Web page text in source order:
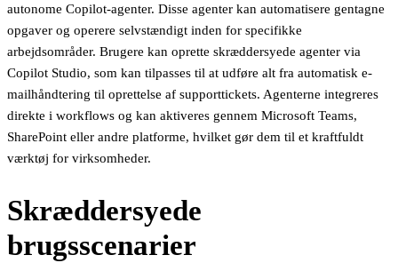
autonome Copilot-agenter. Disse agenter kan automatisere gentagne
opgaver og operere selvstændigt inden for specifikke
arbejdsområder. Brugere kan oprette skræddersyede agenter via
Copilot Studio, som kan tilpasses til at udføre alt fra automatisk e-
mailhåndtering til oprettelse af supporttickets. Agenterne integreres
direkte i workflows og kan aktiveres gennem Microsoft Teams,
SharePoint eller andre platforme, hvilket gør dem til et kraftfuldt
værktøj for virksomheder.
Skræddersyede
brugsscenarier